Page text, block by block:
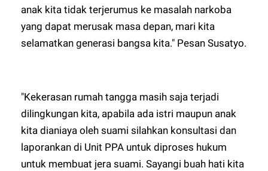
anak kita tidak terjerumus ke masalah narkoba
yang dapat merusak masa depan, mari kita
selamatkan generasi bangsa kita." Pesan Susatyo.
"Kekerasan rumah tangga masih saja terjadi
dilingkungan kita, apabila ada istri maupun anak
kita dianiaya oleh suami silahkan konsultasi dan
laporankan di Unit PPA untuk diproses hukum
untuk membuat jera suami. Sayangi buah hati kita